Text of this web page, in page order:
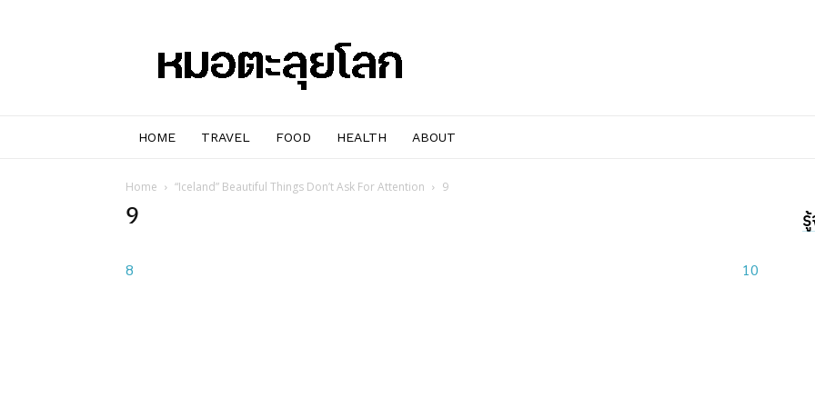
ตะลุย
โลก
HOME TRAVEL FOOD HEALTH ABOUT
Home “Iceland” Beautiful Things Don’t Ask For Attention 9
9
8 10